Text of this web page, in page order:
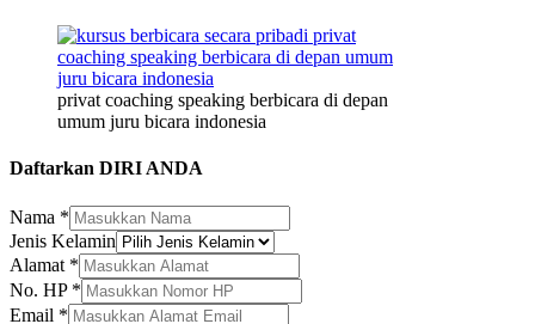
privat coaching speaking berbicara di depan
umum juru bicara indonesia
Daftarkan DIRI ANDA
Nama *
Nama
Nama
Alamat
Jenis Kelamin
Alamat *
No. HP *
Email *